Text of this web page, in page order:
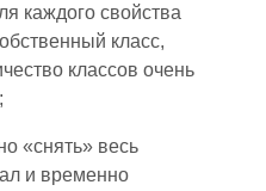
каждого свойства
класс,
классов очень
«снять» весь
и временно